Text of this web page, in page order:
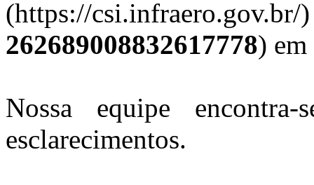
(https://
262689008832617778) em
Nossa equipe
esclarecimentos.